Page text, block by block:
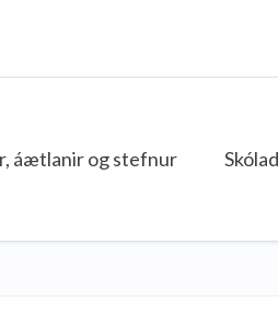
áætlanir og stefnur